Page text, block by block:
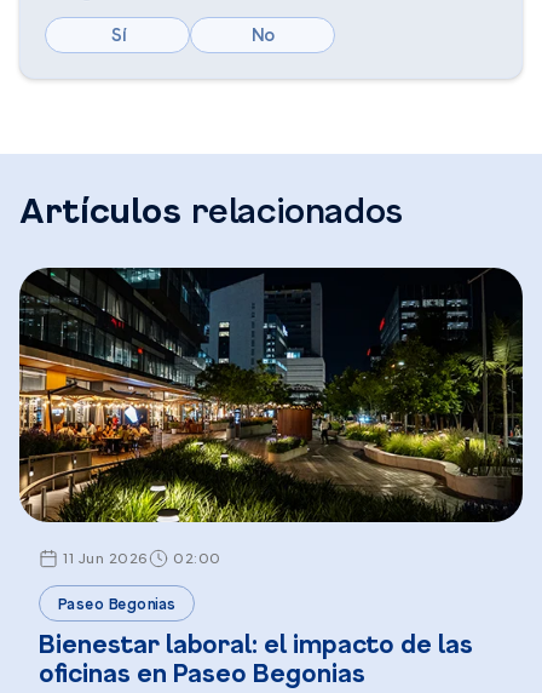
Sí No
Artículos relacionados
11 Jun 2026 02:00
Paseo Begonias
Bienestar laboral: el impacto de las
oficinas en Paseo Begonias